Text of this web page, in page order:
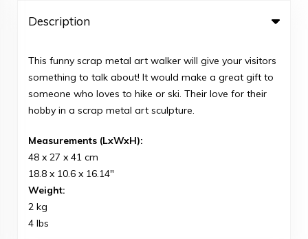
Description
This funny scrap metal art walker will give your visitors
something to talk about! It would make a great gift to
someone who loves to hike or ski. Their love for their
hobby in a scrap metal art sculpture.
Measurements (LxWxH):
48 x 27 x 41 cm
18.8 x 10.6 x 16.14"
Weight:
2 kg
4 lbs